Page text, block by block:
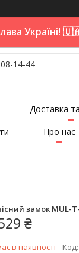
Україні!
14-44
Доставка
Про нас
замок MUL-T-
₴
в наявності Код: